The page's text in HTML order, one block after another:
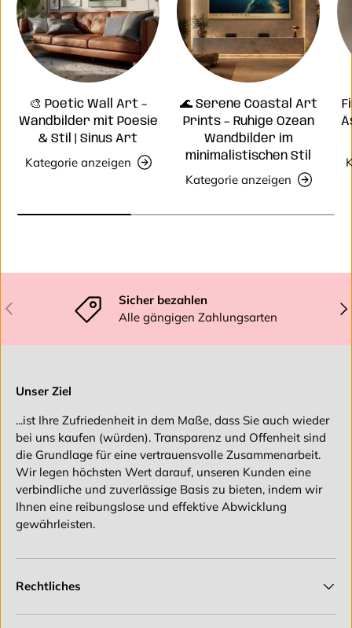
🎨 Poetic Wall Art –
Wandbilder mit Poesie
& Stil | Sinus Art
Kategorie anzeigen
🌊 Serene Coastal Art
Prints – Ruhige Ozean
Wandbilder im
minimalistischen Stil
Kategorie anzeigen
Vorherige
Sicher bezahlen
Alle gängigen Zahlungsarten
Unser Ziel
...ist Ihre Zufriedenheit in dem Maße, dass Sie auch wieder
bei uns kaufen (würden). Transparenz und Offenheit sind
die Grundlage für eine vertrauensvolle Zusammenarbeit.
Wir legen höchsten Wert darauf, unseren Kunden eine
verbindliche und zuverlässige Basis zu bieten, indem wir
Ihnen eine reibungslose und effektive Abwicklung
gewährleisten.
Rechtliches